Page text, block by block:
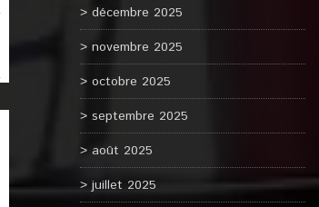
décembre 2025
novembre 2025
octobre 2025
septembre 2025
août 2025
juillet 2025